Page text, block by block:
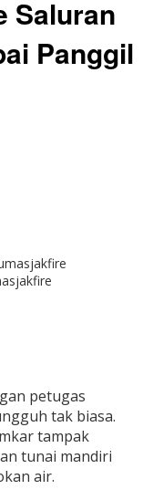
Saluran
Panggil
petugas
tak biasa.
tampak
tunai mandiri
air.